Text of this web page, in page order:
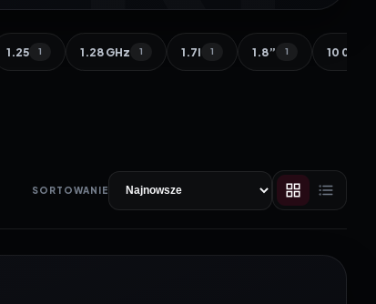
1.25 1 1.28 GHz 1 1.7l 1 1.8” 1 10 000
SORTOWANIE